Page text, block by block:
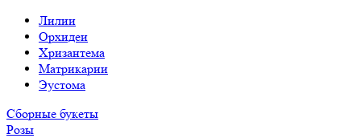
Лилии
Орхидеи
Хризантема
Матрикарии
Эустома
Сборные букеты
Розы